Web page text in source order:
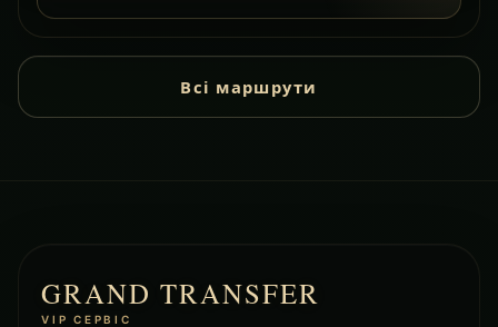
Всі маршрути
GRAND TRANSFER
VIP СЕРВІС